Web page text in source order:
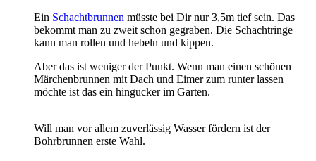
Ein Schachtbrunnen müsste bei Dir nur 3,5m tief sein. Das
bekommt man zu zweit schon gegraben. Die Schachtringe
kann man rollen und hebeln und kippen.
Aber das ist weniger der Punkt. Wenn man einen schönen
Märchenbrunnen mit Dach und Eimer zum runter lassen
möchte ist das ein hingucker im Garten.
Will man vor allem zuverlässig Wasser fördern ist der
Bohrbrunnen erste Wahl.